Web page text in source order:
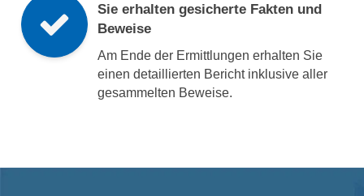
Sie erhalten gesicherte Fakten und
Beweise
Am Ende der Ermittlungen erhalten Sie
einen detaillierten Bericht inklusive aller
gesammelten Beweise.